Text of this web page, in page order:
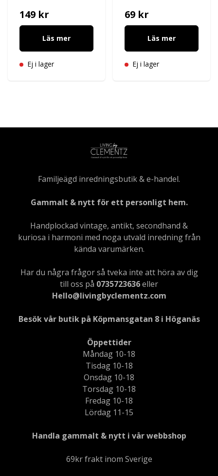
149 kr
Läs mer
Ej i lager
69 kr
Läs mer
Ej i lager
Familjeägd inredningsbutik & e-handel.
Gammalt & nytt för ett personligt hem.
Handplockad vintage, antikt, secondhand &
kuriosa i harmoni med noga utvald inredning från
kända varumärken.
Har du några frågor så tveka inte att höra av dig
till oss på 0735723636eller
Hello@livingbyclementz.com
Besök vår butik på Köpmansgatan 8 i Höganäs
Öppettider
Måndag 10-18
Tisdag 10-18
Onsdag 10-18
Torsdag 10-18
Fredag 10-18
Lördag 11-15
Handla gammalt & nytt i vår webbshop
69kr frakt inom Sverige